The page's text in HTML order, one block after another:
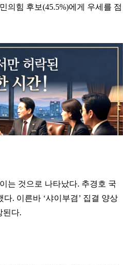
의힘 후보(45.5%)에게 우세를 점
는 것으로 나타났다. 추경호 국
. 이른바 ‘샤이부겸’ 집결 양상
된다.